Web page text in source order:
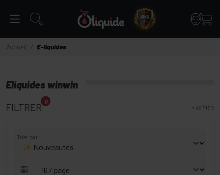
Accueil E-liquides
Eliquides winwin
FILTRER 0
+ de filtre
Trier par